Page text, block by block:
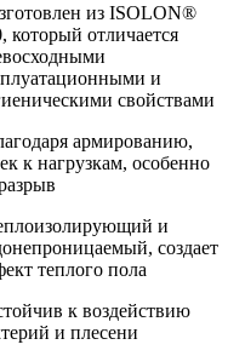
из ISOLON®
который отличается
и
свойствами
армированию,
к нагрузкам, особенно
и
создает
теплого пола
к воздействию
и плесени